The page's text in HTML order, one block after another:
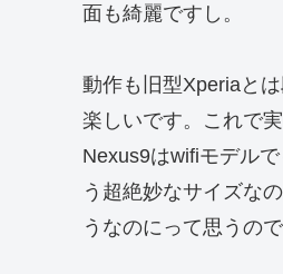
面も綺麗ですし。
動作も旧型Xperiaと
楽しいです。これで
Nexus9はwifiモデル
う超絶妙なサイズな
うなのにって思うので